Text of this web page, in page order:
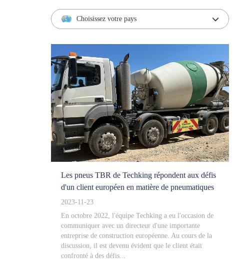
Choisissez votre pays
Les pneus TBR de Techking répondent aux défis
d'un client européen en matière de pneumatiques
2023-11-23
En octobre 2022, l'équipe Techking a eu l'occasion de
communiquer avec un directeur d'une importante
entreprise de construction européenne. Au cours de la
discussion, il est devenu évident que le client était
confronté à des défis...